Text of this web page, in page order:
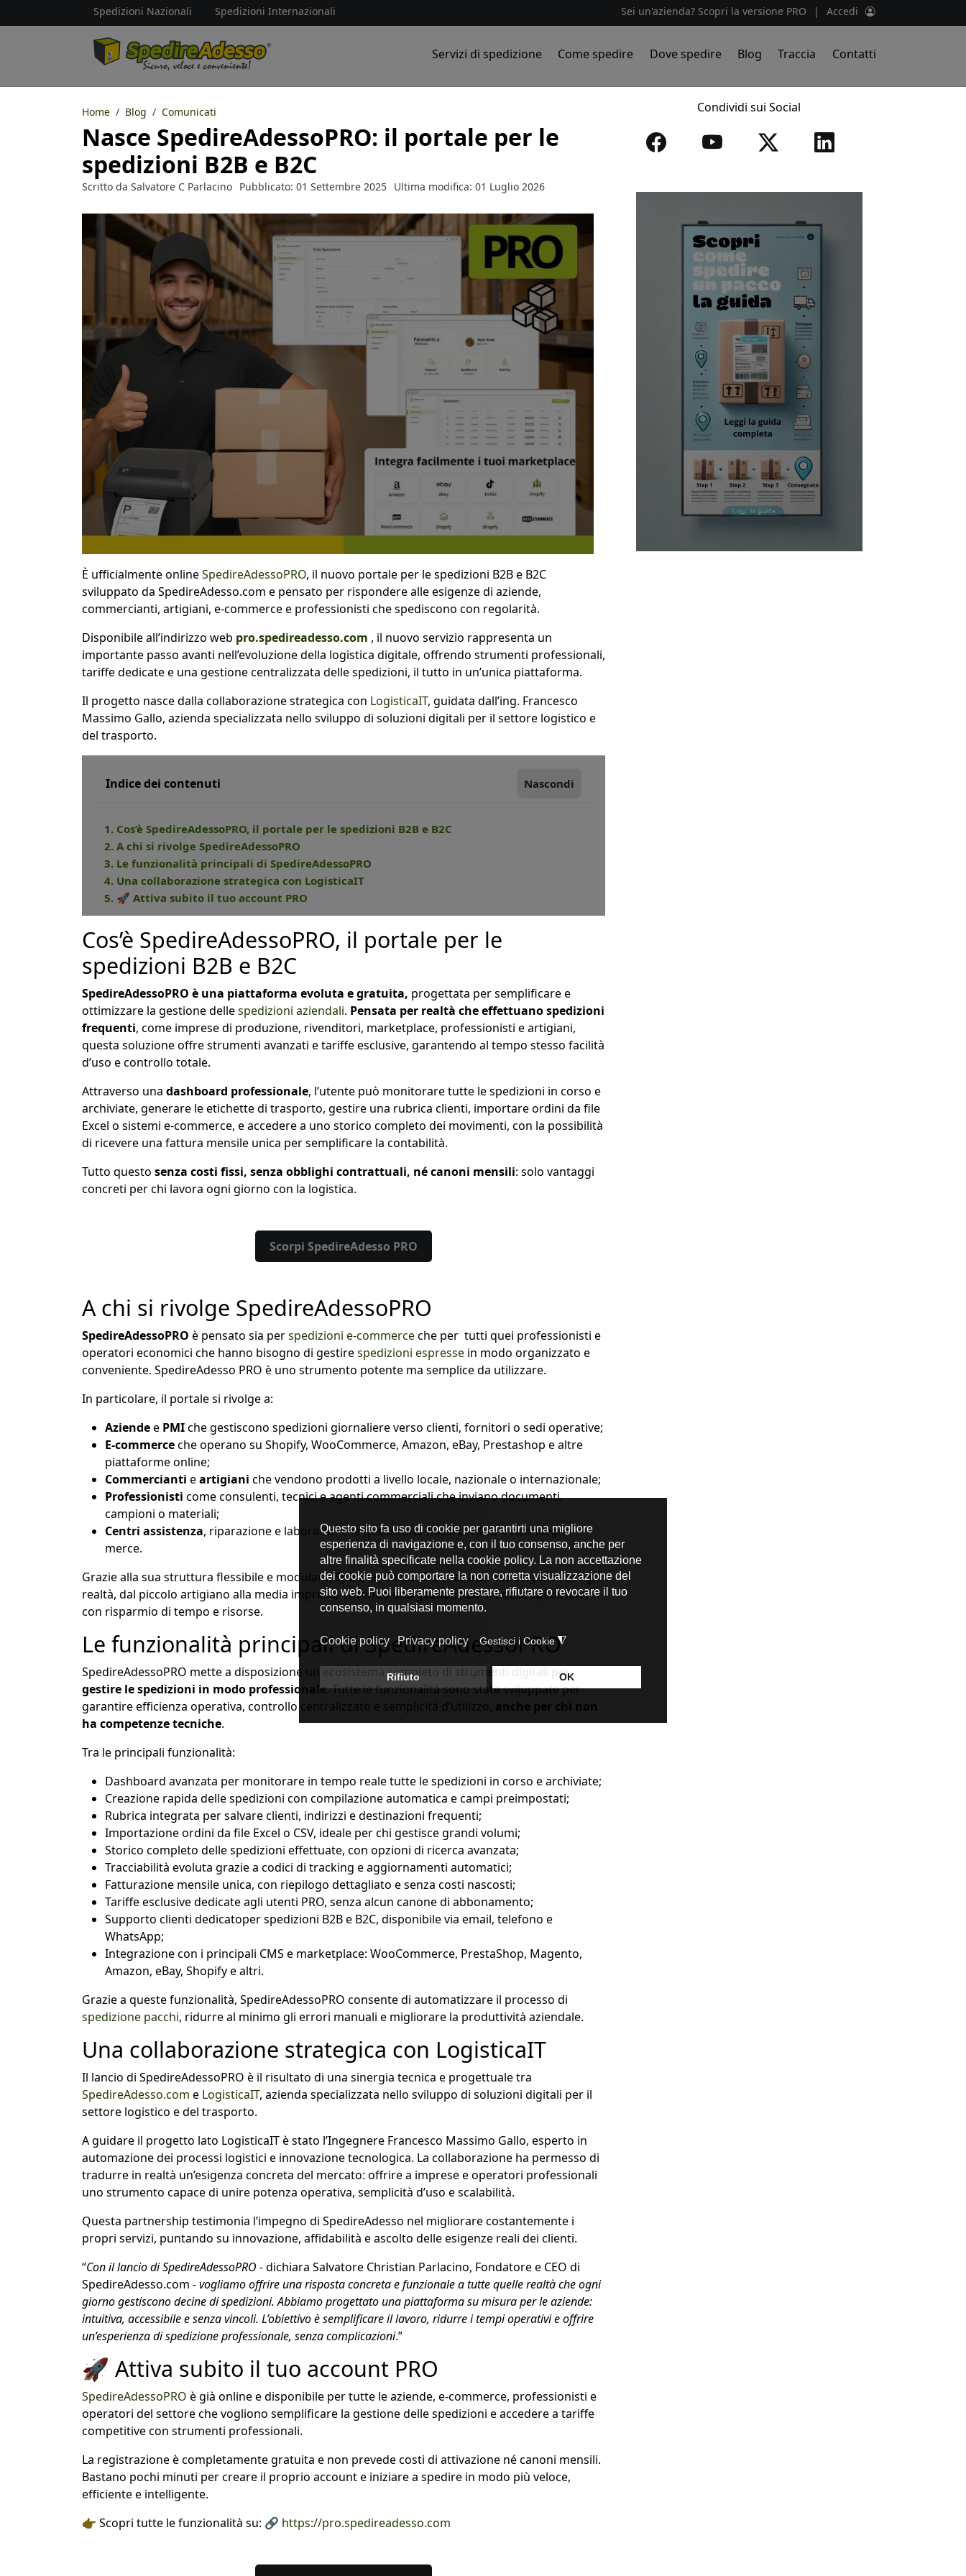
Spedizioni Nazionali Spedizioni Internazionali Sei un'azienda? Scopri la versione PRO | Accedi
Servizi di spedizione Come spedire Dove spedire Blog Traccia Contatti
Home Blog Comunicati
Nasce SpedireAdessoPRO: il portale per le
spedizioni B2B e B2C
Scritto da Salvatore C Parlacino Pubblicato: 01 Settembre 2025 Ultima modifica: 01 Luglio 2026
È ufficialmente onlineSpedireAdessoPRO, il nuovo portale per le spedizioni B2B e B2C
sviluppato da SpedireAdesso.com e pensato per rispondere alle esigenze di aziende,
commercianti, artigiani, e-commerce e professionisti che spediscono con regolarità.
Disponibile all’indirizzo web pro.spedireadesso.com , il nuovo servizio rappresenta un
importante passo avanti nell’evoluzione della logistica digitale, offrendo strumenti professionali,
tariffe dedicate e una gestione centralizzata delle spedizioni, il tutto in un’unica piattaforma.
Il progetto nasce dalla collaborazione strategica con LogisticaIT, guidata dall’ing. Francesco
Massimo Gallo, azienda specializzata nello sviluppo di soluzioni digitali per il settore logistico e
del trasporto.
Indice dei contenuti Nascondi
1. Cos’è SpedireAdessoPRO, il portale per le spedizioni B2B e B2C
2. A chi si rivolge SpedireAdessoPRO
3. Le funzionalità principali di SpedireAdessoPRO
4. Una collaborazione strategica con LogisticaIT
5. 🚀 Attiva subito il tuo account PRO
Cos’è SpedireAdessoPRO, il portale per le
spedizioni B2B e B2C
SpedireAdessoPRO è una piattaforma evoluta e gratuita, progettata per semplificare e
ottimizzare la gestione dellespedizioni aziendali. Pensata per realtà che effettuano spedizioni
frequenti, come imprese di produzione, rivenditori, marketplace, professionisti e artigiani,
questa soluzione offre strumenti avanzati e tariffe esclusive, garantendo al tempo stesso facilità
d’uso e controllo totale.
Attraverso una dashboard professionale, l’utente può monitorare tutte le spedizioni in corso e
archiviate, generare le etichette di trasporto, gestire una rubrica clienti, importare ordini da file
Excel o sistemi e-commerce, e accedere a uno storico completo dei movimenti, con la possibilità
di ricevere una fattura mensile unica per semplificare la contabilità.
Tutto questo senza costi fissi, senza obblighi contrattuali, né canoni mensili: solo vantaggi
concreti per chi lavora ogni giorno con la logistica.
Scorpi SpedireAdesso PRO
A chi si rivolge SpedireAdessoPRO
SpedireAdessoPRO è pensato sia perspedizioni e-commerceche per tutti quei professionisti e
operatori economici che hanno bisogno di gestirespedizioni espresse in modo organizzato e
conveniente. SpedireAdesso PRO è uno strumento potente ma semplice da utilizzare.
In particolare, il portale si rivolge a:
Aziendee PMIche gestiscono spedizioni giornaliere verso clienti, fornitori o sedi operative;
E-commerceche operano su Shopify, WooCommerce, Amazon, eBay, Prestashop e altre
piattaforme online;
Commercianti eartigiani che vendono prodotti a livello locale, nazionale o internazionale;
Professionisti come consulenti, tecnici e agenti commerciali che inviano documenti,
campioni o materiali;
Centri assistenza, riparazione e laboratori che gestiscono flussi di ritiro e riconsegna
merce.
Grazie alla sua struttura flessibile e modulare, SpedireAdessoPRO si adatta alle esigenze di ogni
realtà, dal piccolo artigiano alla media impresa, offrendo una gestione smart delle spedizioni,
con risparmio di tempo e risorse.
Le funzionalità principali di SpedireAdessoPRO
SpedireAdessoPRO mette a disposizione un ecosistema completo di strumenti digitali per
gestire le spedizioni in modo professionale. Tutte le funzionalità sono state sviluppate per
garantire efficienza operativa, controllo centralizzato e semplicità d’utilizzo, anche per chi non
ha competenze tecniche.
Tra le principali funzionalità:
Dashboard avanzata per monitorare in tempo reale tutte le spedizioni in corso e archiviate;
Creazione rapida delle spedizioni con compilazione automatica e campi preimpostati;
Rubrica integrata per salvare clienti, indirizzi e destinazioni frequenti;
Importazione ordini da file Excel o CSV, ideale per chi gestisce grandi volumi;
Storico completo delle spedizioni effettuate, con opzioni di ricerca avanzata;
Tracciabilità evoluta grazie a codici di tracking e aggiornamenti automatici;
Fatturazione mensile unica, con riepilogo dettagliato e senza costi nascosti;
Tariffe esclusive dedicate agli utenti PRO, senza alcun canone di abbonamento;
Supporto clienti dedicatoper spedizioni B2B e B2C, disponibile via email, telefono e
WhatsApp;
Integrazione con i principali CMS e marketplace: WooCommerce, PrestaShop, Magento,
Amazon, eBay, Shopify e altri.
Grazie a queste funzionalità, SpedireAdessoPRO consente di automatizzare il processo di
spedizione pacchi, ridurre al minimo gli errori manuali e migliorare la produttività aziendale.
Una collaborazione strategica con LogisticaIT
Il lancio di SpedireAdessoPRO è il risultato di una sinergia tecnica e progettuale tra
SpedireAdesso.com e LogisticaIT, azienda specializzata nello sviluppo di soluzioni digitali per il
settore logistico e del trasporto.
A guidare il progetto lato LogisticaIT è stato l’Ingegnere Francesco Massimo Gallo, esperto in
automazione dei processi logistici e innovazione tecnologica. La collaborazione ha permesso di
tradurre in realtà un’esigenza concreta del mercato: offrire a imprese e operatori professionali
uno strumento capace di unire potenza operativa, semplicità d’uso e scalabilità.
Questa partnership testimonia l’impegno di SpedireAdesso nel migliorare costantemente i
propri servizi, puntando su innovazione, affidabilità e ascolto delle esigenze reali dei clienti.
“Con il lancio di SpedireAdessoPRO -dichiara Salvatore Christian Parlacino, Fondatore e CEO di
SpedireAdesso.com - vogliamo offrire una risposta concreta e funzionale a tutte quelle realtà che ogni
giorno gestiscono decine di spedizioni. Abbiamo progettato una piattaforma su misura per le aziende:
intuitiva, accessibile e senza vincoli. L’obiettivo è semplificare il lavoro, ridurre i tempi operativi e offrire
un’esperienza di spedizione professionale, senza complicazioni.”
🚀 Attiva subito il tuo account PRO
SpedireAdessoPRO è già online e disponibile per tutte le aziende, e-commerce, professionisti e
operatori del settore che vogliono semplificare la gestione delle spedizioni e accedere a tariffe
competitive con strumenti professionali.
La registrazione è completamente gratuita e non prevede costi di attivazione né canoni mensili.
Bastano pochi minuti per creare il proprio account e iniziare a spedire in modo più veloce,
efficiente e intelligente.
👉 Scopri tutte le funzionalità su: 🔗 https://pro.spedireadesso.com
Condividi sui Social